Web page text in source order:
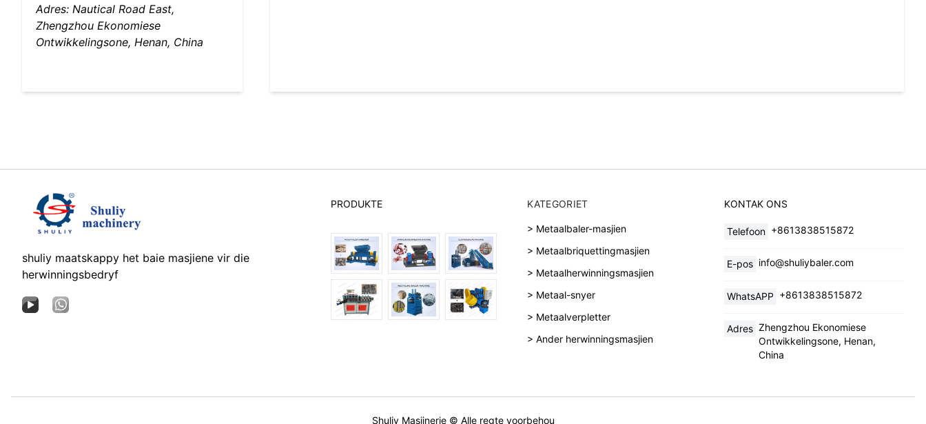
Adres: Nautical Road East,
Zhengzhou Ekonomiese
Ontwikkelingsone, Henan, China
shuliy maatskappy het baie masjiene vir die
herwinningsbedryf
PRODUKTE KATEGORIET
> Metaalbaler-masjien
> Metaalbriquettingmasjien
> Metaalherwinningsmasjien
> Metaal-snyer
> Metaalverpletter
> Ander herwinningsmasjien
KONTAK ONS
Telefoon +8613838515872
E-pos info@shuliybaler.com
WhatsAPP +8613838515872
Adres Zhengzhou Ekonomiese
Ontwikkelingsone, Henan,
China
Shuliy Masjinerie © Alle regte voorbehou